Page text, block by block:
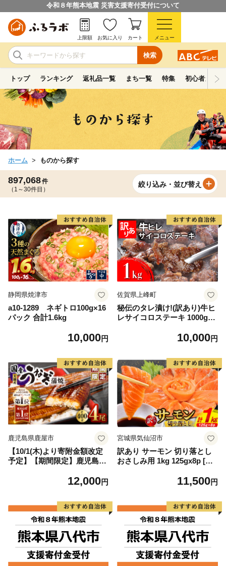
令和８年熊本地震 災害支援寄付受付について
検索
上限額 お気に入り カート メニュー
トップ ランキング 返礼品一覧 まち一覧 特集 初心者ガイド
ホーム ものから探す
897,068件
（1～30件目）
絞り込み・並び替え
静岡県焼津市
a10-1289 ネギトロ100g×16
パック 合計1.6kg
10,000円
佐賀県上峰町
秘伝のタレ漬け!(訳あり)牛ヒ
レサイコロステーキ 1000g
10,000円
鹿児島県鹿屋市
【10/1(木)より寄附金額改定
予定】【期間限定】鹿児島県
12,000円
宮城県気仙沼市
訳あり サーモン 切り落とし
おさしみ用 1kg 125gx8p [足
4313] 魚 魚介類 鮭 お刺し身
介
11,500円